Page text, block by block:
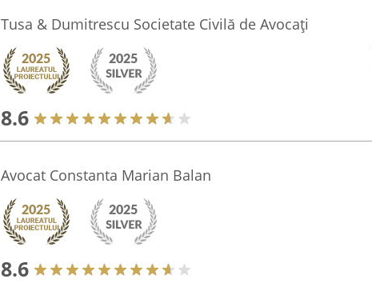
Tusa & Dumitrescu Societate Civilă de Avocați
8.6
Avocat Constanta Marian Balan
8.6